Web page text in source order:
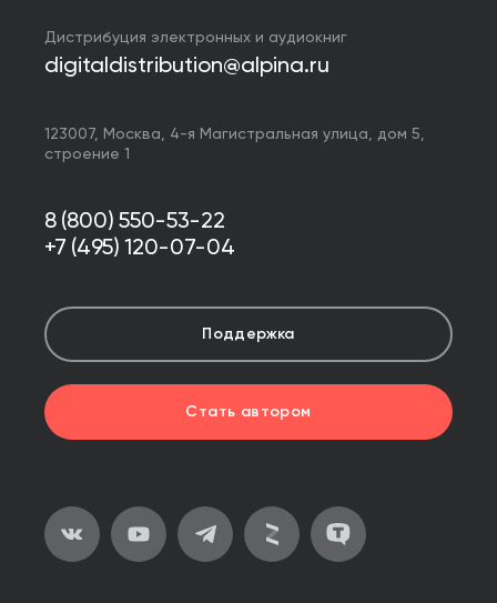
Дистрибуция электронных и аудиокниг
digitaldistribution@alpina.ru
123007, Москва, 4-я Магистральная улица, дом 5,
строение 1
8 (800) 550-53-22
+7 (495) 120-07-04
Поддержка
Стать автором